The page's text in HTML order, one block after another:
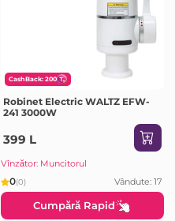
CashBack: 200
Robinet Electric WALTZ EFW-
241 3000W
399 L
Vînzător: Muncitorul
0(0) Vândute: 17
Cumpără Rapid